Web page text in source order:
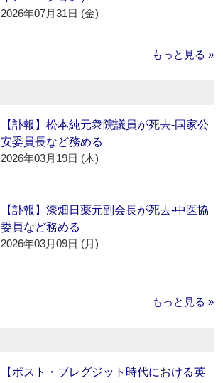
2026年07月31日 (金)
もっと見る »
【訃報】松本純元衆院議員が死去‐国家公
安委員長など務める
2026年03月19日 (木)
【訃報】漆畑日薬元副会長が死去‐中医協
委員など務める
2026年03月09日 (月)
もっと見る »
【ポスト・ブレグジット時代における英